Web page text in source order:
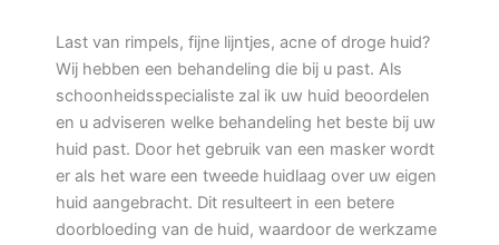
Last van rimpels, fijne lijntjes, acne of droge huid?
Wij hebben een behandeling die bij u past. Als
schoonheidsspecialiste zal ik uw huid beoordelen
en u adviseren welke behandeling het beste bij uw
huid past. Door het gebruik van een masker wordt
er als het ware een tweede huidlaag over uw eigen
huid aangebracht. Dit resulteert in een betere
doorbloeding van de huid, waardoor de werkzame